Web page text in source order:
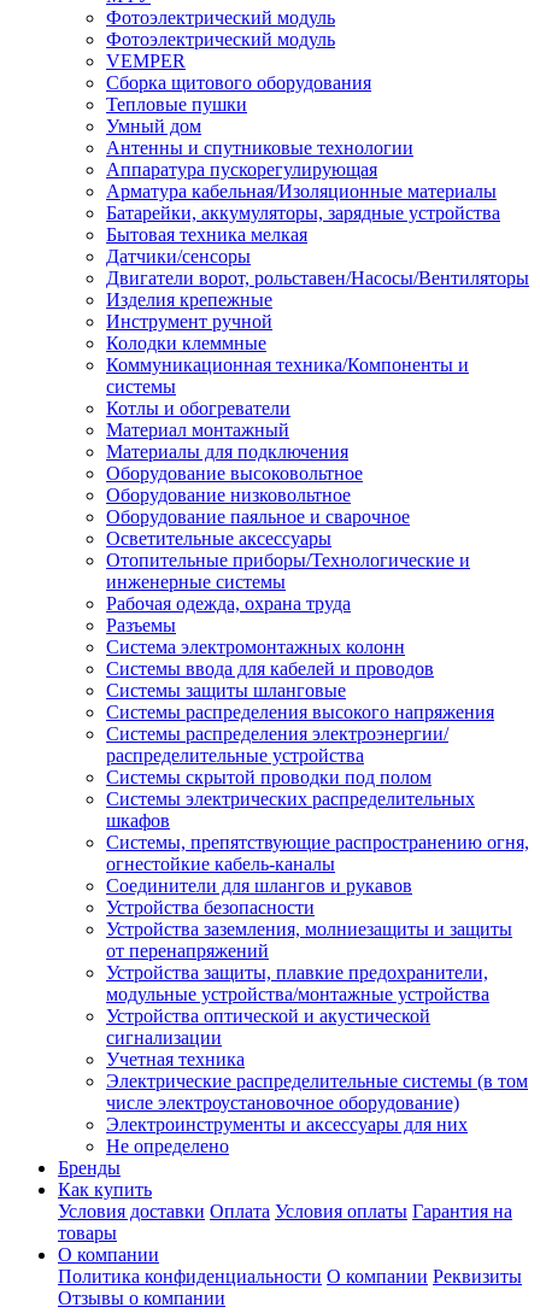
Фотоэлектрический модуль
Фотоэлектрический модуль
VEMPER
Сборка щитового оборудования
Тепловые пушки
Умный дом
Антенны и спутниковые технологии
Аппаратура пускорегулирующая
Арматура кабельная/Изоляционные материалы
Батарейки, аккумуляторы, зарядные устройства
Бытовая техника мелкая
Датчики/сенсоры
Двигатели ворот, рольставен/Насосы/Вентиляторы
Изделия крепежные
Инструмент ручной
Колодки клеммные
Коммуникационная техника/Компоненты и
системы
Котлы и обогреватели
Материал монтажный
Материалы для подключения
Оборудование высоковольтное
Оборудование низковольтное
Оборудование паяльное и сварочное
Осветительные аксессуары
Отопительные приборы/Технологические и
инженерные системы
Рабочая одежда, охрана труда
Разъемы
Система электромонтажных колонн
Системы ввода для кабелей и проводов
Системы защиты шланговые
Системы распределения высокого напряжения
Системы распределения электроэнергии/
распределительные устройства
Системы скрытой проводки под полом
Системы электрических распределительных
шкафов
Системы, препятствующие распространению огня,
огнестойкие кабель-каналы
Соединители для шлангов и рукавов
Устройства безопасности
Устройства заземления, молниезащиты и защиты
от перенапряжений
Устройства защиты, плавкие предохранители,
модульные устройства/монтажные устройства
Устройства оптической и акустической
сигнализации
Учетная техника
Электрические распределительные системы (в том
числе электроустановочное оборудование)
Электроинструменты и аксессуары для них
Не определено
Бренды
Как купить
Условия доставки Оплата Условия оплаты Гарантия на
товары
О компании
Политика конфиденциальности О компании Реквизиты
Отзывы о компании